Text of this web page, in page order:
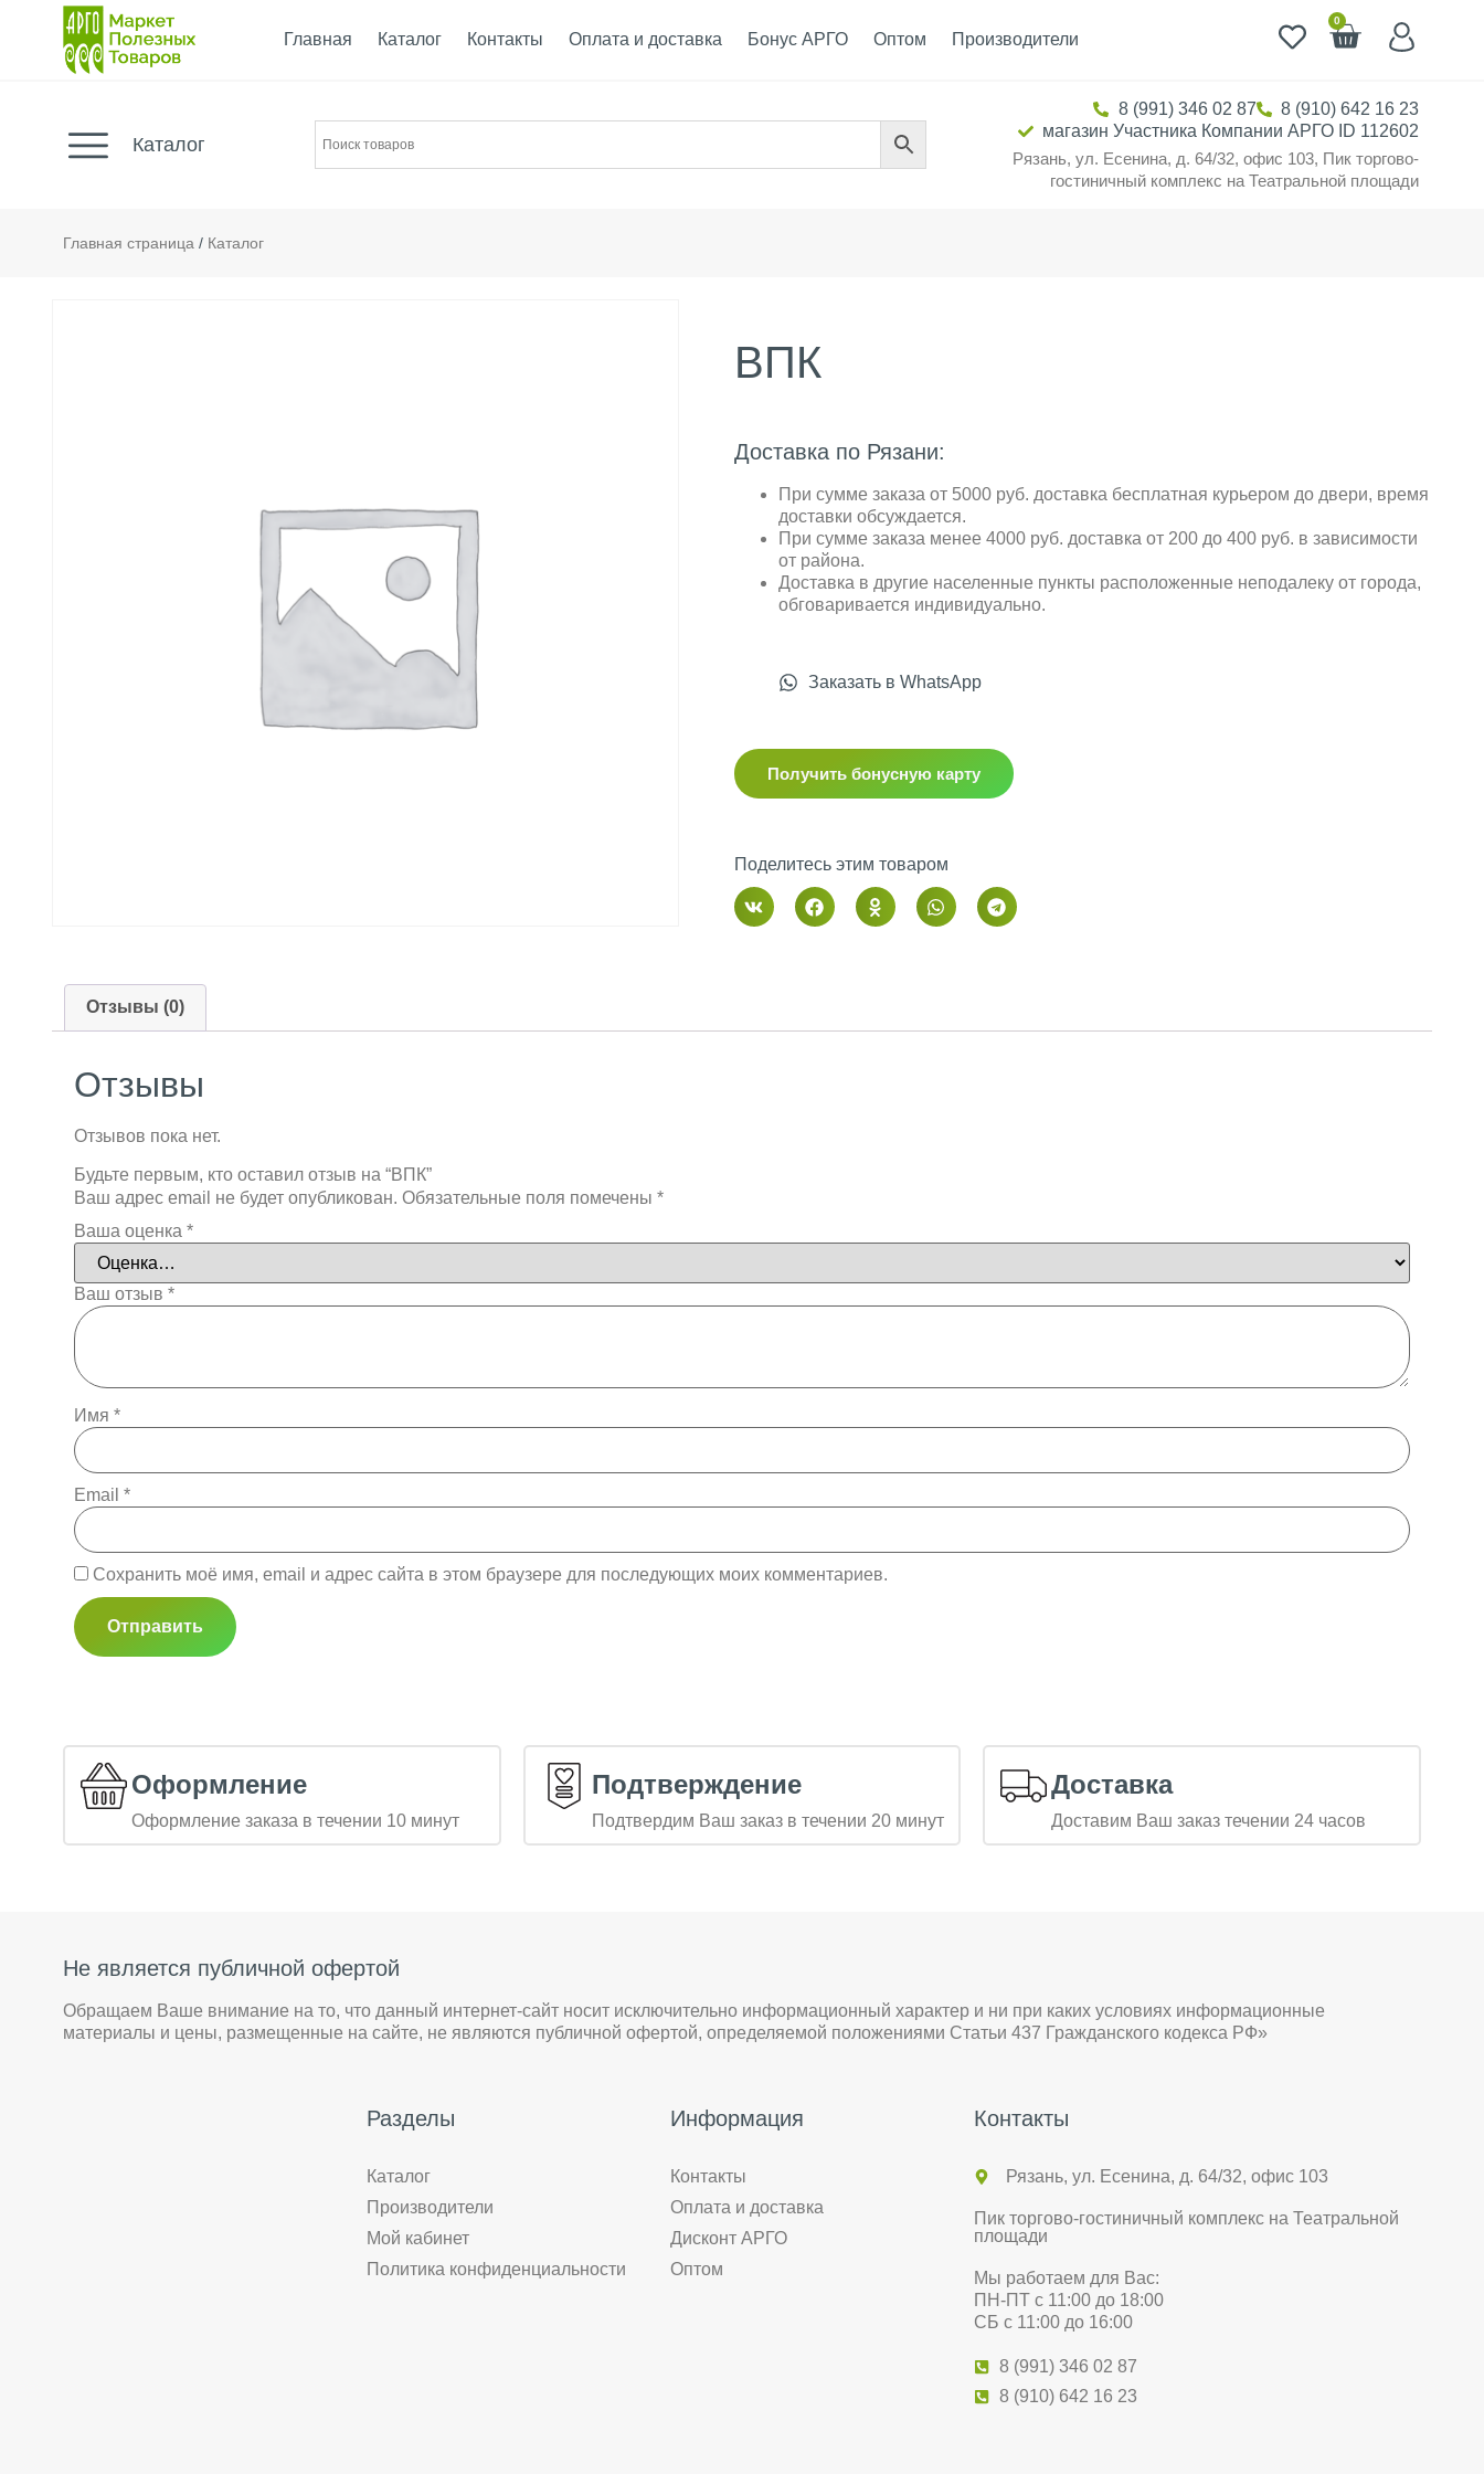
Главная Каталог Контакты Оплата и доставка Бонус АРГО Оптом Производители
0
Каталог
8 (991) 346 02 87
8 (910) 642 16 23
магазин Участника Компании АРГО ID 112602
Рязань, ул. Есенина, д. 64/32, офис 103, Пик торгово-
гостиничный комплекс на Театральной площади
Главная страница / Каталог
ВПК
Доставка по Рязани:
При сумме заказа от 5000 руб. доставка бесплатная курьером до двери, время
доставки обсуждается.
При сумме заказа менее 4000 руб. доставка от 200 до 400 руб. в зависимости
от района.
Доставка в другие населенные пункты расположенные неподалеку от города,
обговаривается индивидуально.
Заказать в WhatsApp
Получить бонусную карту
Поделитесь этим товаром
Отзывы (0)
Отзывы
Отзывов пока нет.
Будьте первым, кто оставил отзыв на “ВПК”
Ваш адрес email не будет опубликован. Обязательные поля помечены *
Ваша оценка *
Ваш отзыв *
Имя *
Email *
Сохранить моё имя, email и адрес сайта в этом браузере для последующих моих комментариев.
Оформление
Оформление заказа в течении 10 минут
Подтверждение
Подтвердим Ваш заказ в течении 20 минут
Доставка
Доставим Ваш заказ течении 24 часов
Не является публичной офертой
Обращаем Ваше внимание на то, что данный интернет-сайт носит исключительно информационный характер и ни при каких условиях информационные
материалы и цены, размещенные на сайте, не являются публичной офертой, определяемой положениями Статьи 437 Гражданского кодекса РФ»
Разделы
Каталог
Производители
Мой кабинет
Политика конфиденциальности
Информация
Контакты
Оплата и доставка
Дисконт АРГО
Оптом
Контакты
Рязань, ул. Есенина, д. 64/32, офис 103
Пик торгово-гостиничный комплекс на Театральной
площади
Мы работаем для Вас:
ПН-ПТ с 11:00 до 18:00
СБ с 11:00 до 16:00
8 (991) 346 02 87
8 (910) 642 16 23